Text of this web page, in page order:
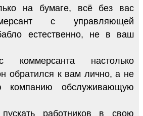
на бумаге, всё без вас
с управляющей
естественно, не в ваш
коммерсанта настолько
обратился к вам лично, а не
компанию обслуживающую
работников в свою